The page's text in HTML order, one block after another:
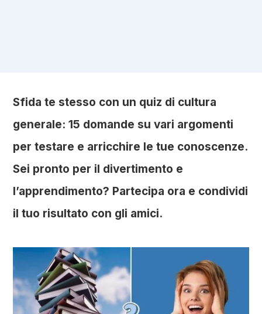
Sfida te stesso con un quiz di cultura
generale: 15 domande su vari argomenti
per testare e arricchire le tue conoscenze.
Sei pronto per il divertimento e
l’apprendimento? Partecipa ora e condividi
il tuo risultato con gli amici.